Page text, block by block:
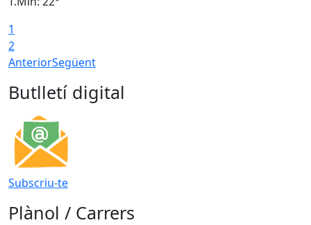
1
2
AnteriorSegüent
Butlletí digital
Subscriu-te
Plànol / Carrers